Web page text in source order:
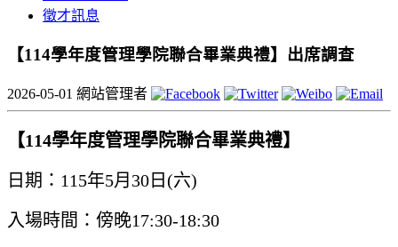
徵才訊息
【114學年度管理學院聯合畢業典禮】出席調查
2026-05-01 網站管理者
【114學年度管理學院聯合畢業典禮】
日期：115年5月30日(六)
入場時間：傍晚17:30-18:30